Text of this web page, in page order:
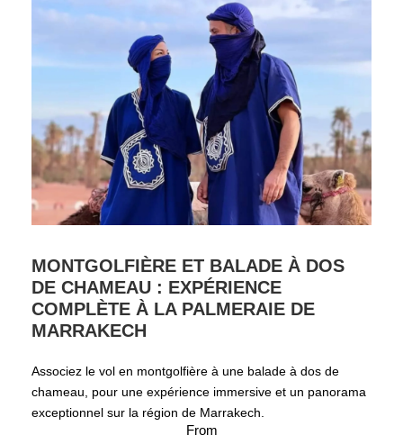
MONTGOLFIÈRE ET BALADE À DOS
DE CHAMEAU : EXPÉRIENCE
COMPLÈTE À LA PALMERAIE DE
MARRAKECH
Associez le vol en montgolfière à une balade à dos de
chameau, pour une expérience immersive et un panorama
exceptionnel sur la région de Marrakech.
From